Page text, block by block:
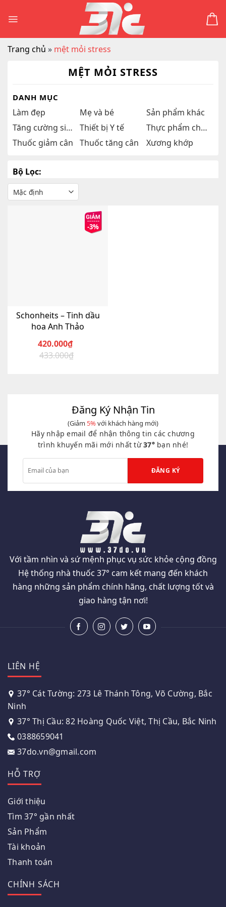
Trang chủ » mệt mỏi stress
MỆT MỎI STRESS
DANH MỤC
Làm đẹp Mẹ và bé
Sản phẩm khác
Tăng cường sinh lý
Thiết bị Y tế
Thực phẩm chức năng
Thuốc giảm cân
Thuốc tăng cân Xương khớp
Bộ Lọc:
-3%
Schonheits – Tinh dầu
hoa Anh Thảo
433.000₫
Giá
420.000₫
Giá
Đăng Ký Nhận Tin
(Giảm 5%với khách hàng mới)
Hãy nhập email để nhận thông tin các chương
trình khuyến mãi mới nhất từ37°bạn nhé!
Với tầm nhìn và sứ mệnh phục vụ sức khỏe cộng đồng
Hệ thống nhà thuốc 37° cam kết mang đến khách
hàng những sản phẩm chính hãng, chất lượng tốt và
giao hàng tận nơi!
LIÊN HỆ
37° Cát Tường: 273 Lê Thánh Tông, Võ Cường, Bắc
Ninh
37° Thị Cầu: 82 Hoàng Quốc Việt, Thị Cầu, Bắc Ninh
0388659041
37do.vn@gmail.com
HỖ TRỢ
Giới thiệu
Tìm 37° gần nhất
Sản Phẩm
Tài khoản
Thanh toán
CHÍNH SÁCH